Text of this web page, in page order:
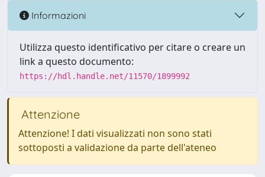
Informazioni
Utilizza questo identificativo per citare o creare un
link a questo documento:
https://hdl.handle.net/11570/1899992
Attenzione
Attenzione! I dati visualizzati non sono stati
sottoposti a validazione da parte dell'ateneo